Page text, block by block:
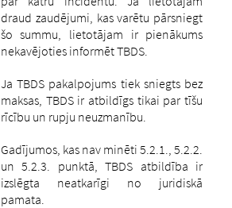
draud zaudējumi, kas varētu pārsniegt
šo summu, lietotājam ir pienākums
nekavējoties informēt TBDS.
Ja TBDS pakalpojums tiek sniegts bez
maksas, TBDS ir atbildīgs tikai par tīšu
rīcību un rupju neuzmanību.
Gadījumos, kas nav minēti 5.2.1., 5.2.2.
un 5.2.3. punktā, TBDS atbildība ir
izslēgta neatkarīgi no juridiskā
pamata.